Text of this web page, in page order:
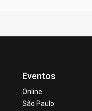
Eventos
Online
São Paulo